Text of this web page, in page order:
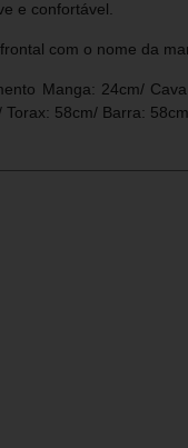
e confortável.
com o nome da
Manga: 24cm/
Torax: 58cm/ Barra: